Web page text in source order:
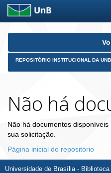
Skip
REPOSITÓRIO INSTITUCIONAL DA UNB
Não há
Não há documentos
sua solicitação.
Página inicial do repositório
Universidade de Brasília - Biblioteca